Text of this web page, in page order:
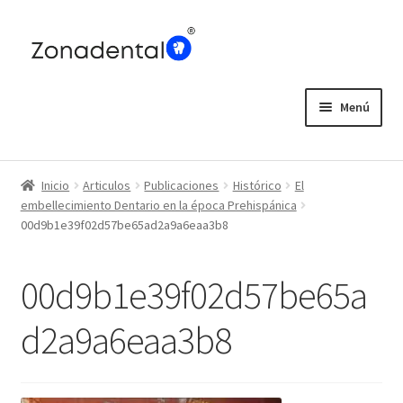
Menú
Blog
Inicio Articulos Publicaciones Histórico
El
embellecimiento Dentario en la época Prehispánica
00d9b1e39f02d57be65ad2a9a6eaa3b8
00d9b1e39f02d57be65a
d2a9a6eaa3b8